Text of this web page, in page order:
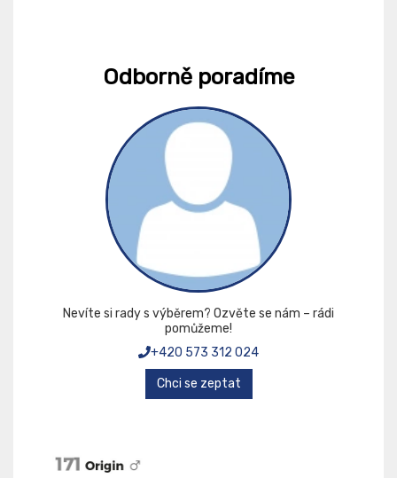
Odborně poradíme
Nevíte si rady s výběrem? Ozvěte se nám – rádi
pomůžeme!
+420 573 312 024
Chci se zeptat